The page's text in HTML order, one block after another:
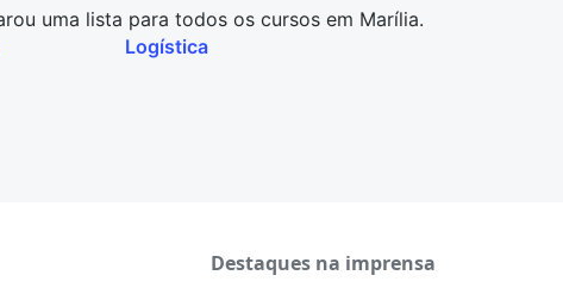
uma lista para todos os cursos em Marília.
Logística
Destaques na imprensa